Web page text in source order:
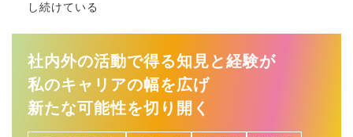
し続けている
社内外の活動で得る知見と経験が
私のキャリアの幅を広げ
新たな可能性を切り開く